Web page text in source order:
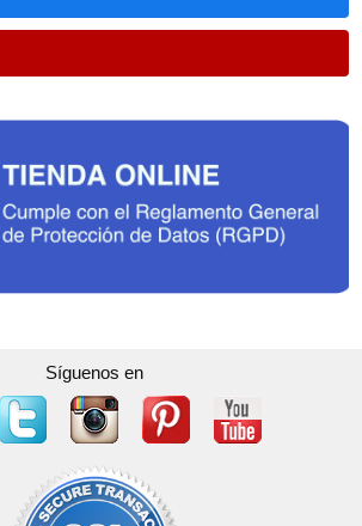
Síguenos en